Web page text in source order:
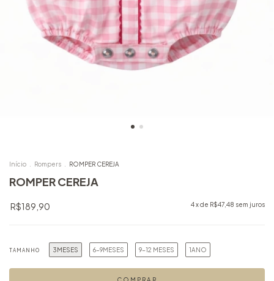
Início Rompers ROMPER CEREJA
ROMPER CEREJA
R$189,90 4x de R$47,48 sem juros
TAMANHO 3MESES 6-9MESES 9-12 MESES 1ANO